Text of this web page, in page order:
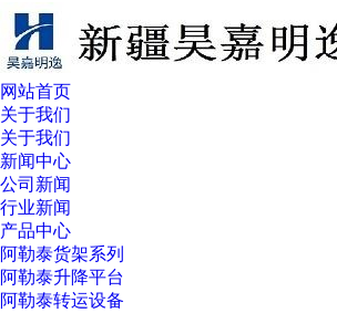
网站首页
关于我们
关于我们
新闻中心
公司新闻
行业新闻
产品中心
阿勒泰货架系列
阿勒泰升降平台
阿勒泰转运设备